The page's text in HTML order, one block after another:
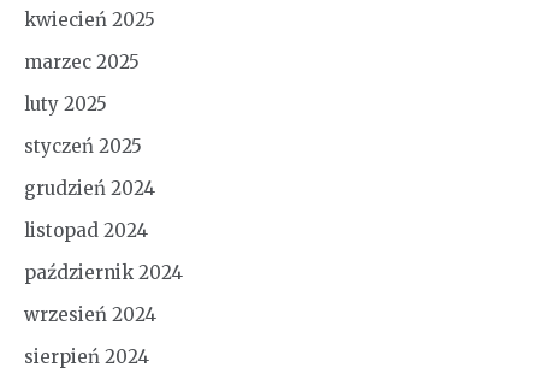
kwiecień 2025
marzec 2025
luty 2025
styczeń 2025
grudzień 2024
listopad 2024
październik 2024
wrzesień 2024
sierpień 2024